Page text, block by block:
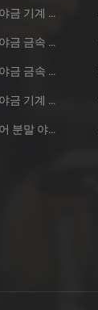
스테인리스강 소결 분말 야금 기계 황동 기어
스테인리스강 소결 분말 야금 금속 기어
스테인리스강 소결 분말 야금 금속 기어
스테인리스강 소결 분말 야금 기계 기어
스테인리스강 철 소결 기어 분말 야금 부품